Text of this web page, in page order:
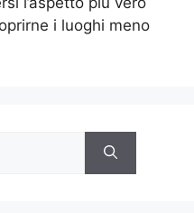
i luoghi meno